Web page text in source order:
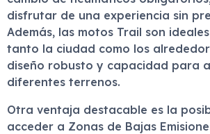
disfrutar de una experiencia sin
Además, las motos Trail son
tanto la ciudad como los
diseño robusto y capacidad para
diferentes terrenos.
Otra ventaja destacable es la
acceder a Zonas de Bajas